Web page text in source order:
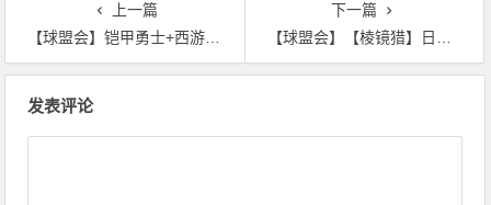
上一篇
【球盟会】铠甲勇士+西游记？逆水寒周年庆联动太狠了
下一篇
【球盟会】【棱镜猎】日常配装
发表评论